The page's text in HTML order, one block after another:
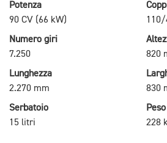
Potenza
90 CV (66 kW)
110/
Numero giri
7.250
820
Lunghezza
2.270 mm
830
Serbatoio
15 litri
Peso
228